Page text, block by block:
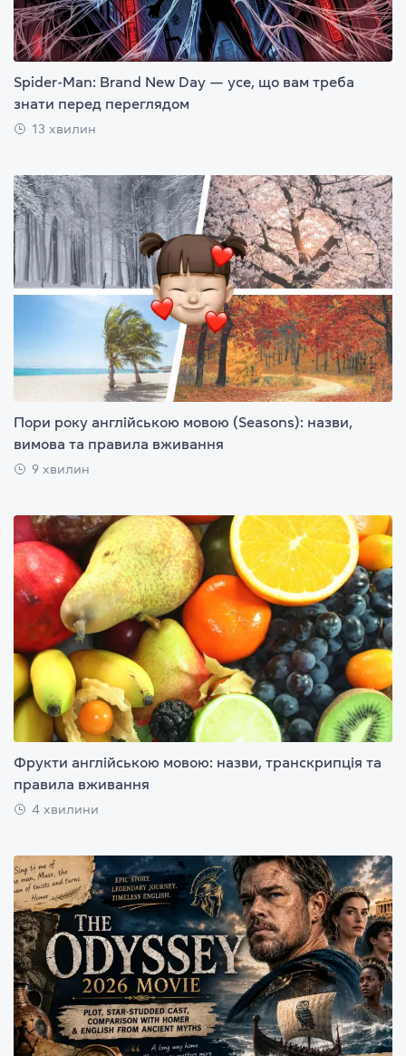
Spider-Man: Brand New Day — усе, що вам треба
знати перед переглядом
13 хвилин
Пори року англійською мовою (Seasons): назви,
вимова та правила вживання
9 хвилин
Фрукти англійською мовою: назви, транскрипція та
правила вживання
4 хвилини